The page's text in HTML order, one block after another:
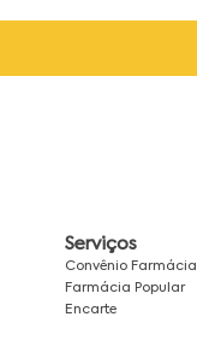
Serviços
Convênio Farmácia
Farmácia Popular
Encarte